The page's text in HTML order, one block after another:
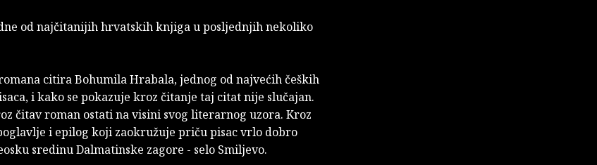
od najčitanijih hrvatskih knjiga u posljednjih nekoliko
citira Bohumila Hrabala, jednog od najvećih čeških
i kako se pokazuje kroz čitanje taj citat nije slučajan.
čitav roman ostati na visini svog literarnog uzora. Kroz
i epilog koji zaokružuje priču pisac vrlo dobro
sredinu Dalmatinske zagore - selo Smiljevo.